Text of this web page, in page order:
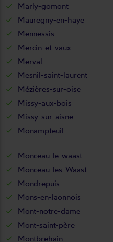
Marly-gomont
Mauregny-en-haye
Mennessis
Mercin-et-vaux
Merval
Mesnil-saint-laurent
Mézières-sur-oise
Missy-aux-bois
Missy-sur-aisne
Monampteuil
Monceau-le-waast
Monceau-les-Waast
Mondrepuis
Mons-en-laonnois
Mont-notre-dame
Mont-saint-père
Montbrehain